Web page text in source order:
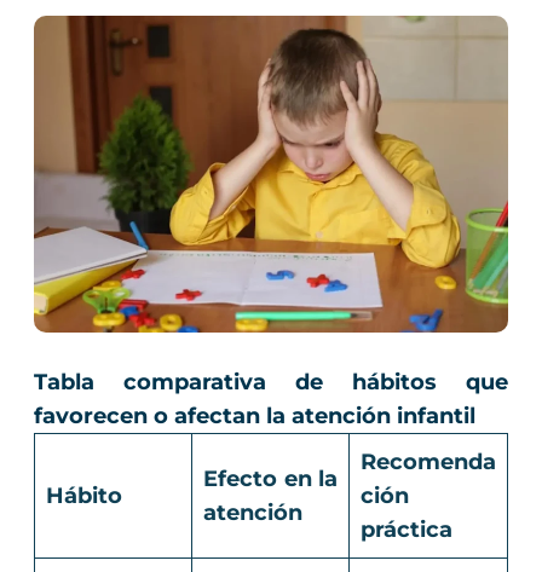
Tabla comparativa de hábitos que
favorecen o afectan la atención infantil
Hábito
Efecto en la
atención
Recomenda
ción
práctica